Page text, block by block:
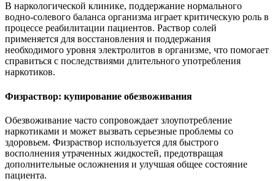
В наркологической клинике, поддержание нормального
водно-солевого баланса организма играет критическую роль в
процессе реабилитации пациентов. Раствор солей
применяется для восстановления и поддержания
необходимого уровня электролитов в организме, что помогает
справиться с последствиями длительного употребления
наркотиков.
Физраствор: купирование обезвоживания
Обезвоживание часто сопровождает злоупотребление
наркотиками и может вызвать серьезные проблемы со
здоровьем. Физраствор используется для быстрого
восполнения утраченных жидкостей, предотвращая
дополнительные осложнения и улучшая общее состояние
пациента.